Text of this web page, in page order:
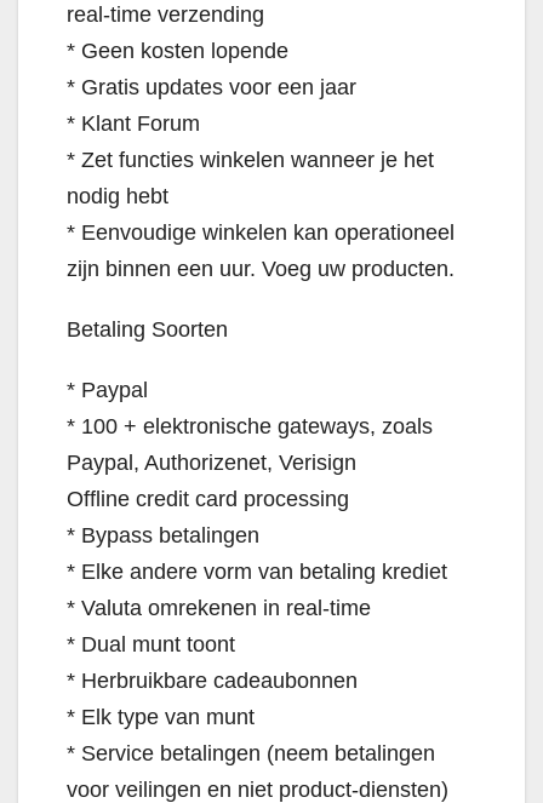
real-time verzending
* Geen kosten lopende
* Gratis updates voor een jaar
* Klant Forum
* Zet functies winkelen wanneer je het
nodig hebt
* Eenvoudige winkelen kan operationeel
zijn binnen een uur. Voeg uw producten.
Betaling Soorten
* Paypal
* 100 + elektronische gateways, zoals
Paypal, Authorizenet, Verisign
Offline credit card processing
* Bypass betalingen
* Elke andere vorm van betaling krediet
* Valuta omrekenen in real-time
* Dual munt toont
* Herbruikbare cadeaubonnen
* Elk type van munt
* Service betalingen (neem betalingen
voor veilingen en niet product-diensten)